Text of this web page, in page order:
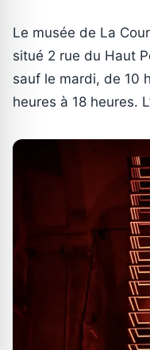
Le musée de La
situé 2 rue du Haut
sauf le mardi, de 10
heures à 18 heures.